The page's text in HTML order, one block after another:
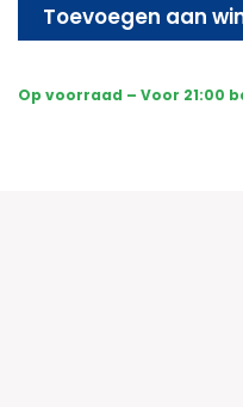
Draadloos
Dome
Toevoegen aan
Op voorraad – Voor 21:00